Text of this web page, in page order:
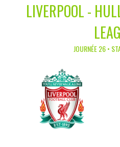
LIVERPOOL -
JOURNÉE 26 •